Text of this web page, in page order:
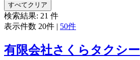
すべてクリア
検索結果: 21 件
表示件数 20件 | 50件
有限会社さくらタクシー